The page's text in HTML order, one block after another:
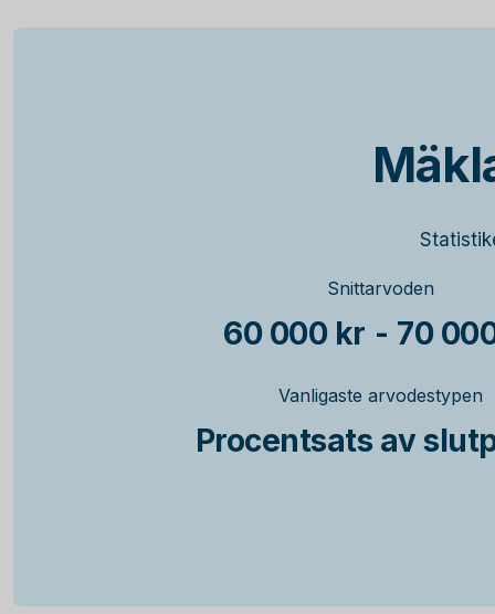
Snittarvoden
60 000 kr - 70
Vanligaste arvodestypen
Procentsats av